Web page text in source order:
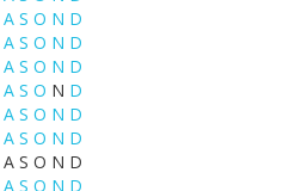
A S O N D
A S O N D
A S O N D
A S O N D
A S O N D
A S O N D
A S O N D
A S O N D